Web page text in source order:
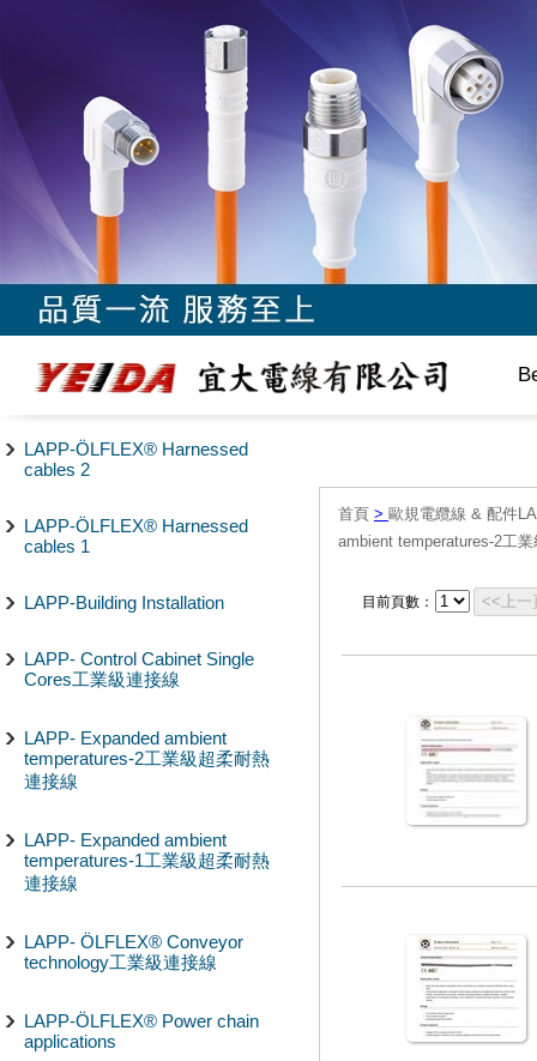
LAPP-ÖLFLEX® Harnessed
cables 2
LAPP-ÖLFLEX® Harnessed
cables 1
LAPP-Building Installation
LAPP- Control Cabinet Single
Cores工業級連接線
LAPP- Expanded ambient
temperatures-2工業級超柔耐熱
連接線
LAPP- Expanded ambient
temperatures-1工業級超柔耐熱
連接線
LAPP- ÖLFLEX® Conveyor
technology工業級連接線
LAPP-ÖLFLEX® Power chain
applications
首頁 > 歐規電纜線 & 配件
ambient temperatures-2工
目前頁數： <<上一